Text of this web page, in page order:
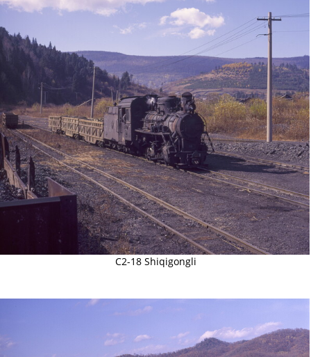
C2-18 Shiqigongli